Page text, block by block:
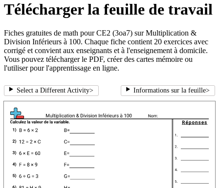
Télécharger la feuille de travail
Fiches gratuites de math pour CE2 (3oa7) sur Multiplication &
Division Inférieurs à 100. Chaque fiche contient 20 exercices avec
corrigé et convient aux enseignants et à l'enseignement à domicile.
Vous pouvez télécharger le PDF, créer des cartes mémoire ou
l'utiliser pour l'apprentissage en ligne.
Select a Different Activity> Informations sur la feuille>